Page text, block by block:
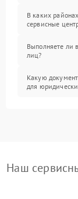
В каких
сервисные
Выполняете ли
лиц?
Какую
для
Наш